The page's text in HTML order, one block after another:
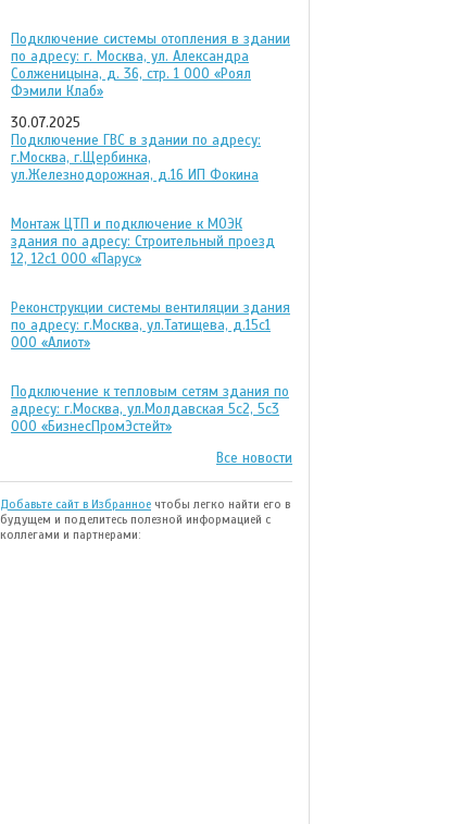
Подключение системы отопления в здании
по адресу: г. Москва, ул. Александра
Солженицына, д. 36, стр. 1 ООО «Роял
Фэмили Клаб»
30.07.2025
Подключение ГВС в здании по адресу:
г.Москва, г.Щербинка,
ул.Железнодорожная, д.16 ИП Фокина
Монтаж ЦТП и подключение к МОЭК
здания по адресу: Строительный проезд
12, 12с1 ООО «Парус»
Реконструкции системы вентиляции здания
по адресу: г.Москва, ул.Татищева, д.15с1
ООО «Алиот»
Подключение к тепловым сетям здания по
адресу: г.Москва, ул.Молдавская 5с2, 5с3
ООО «БизнесПромЭстейт»
Все новости
Добавьте сайт в Избранноечтобы легко найти его в
будущем и поделитесь полезной информацией с
коллегами и партнерами: